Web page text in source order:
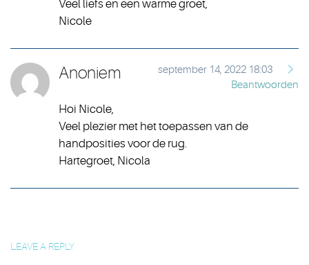
Veel liefs en een warme groet,
Nicole
Anoniem
september 14, 2022 18:03
Beantwoorden
Hoi Nicole,
Veel plezier met het toepassen van de
handposities voor de rug.
Hartegroet, Nicola
LEAVE A REPLY